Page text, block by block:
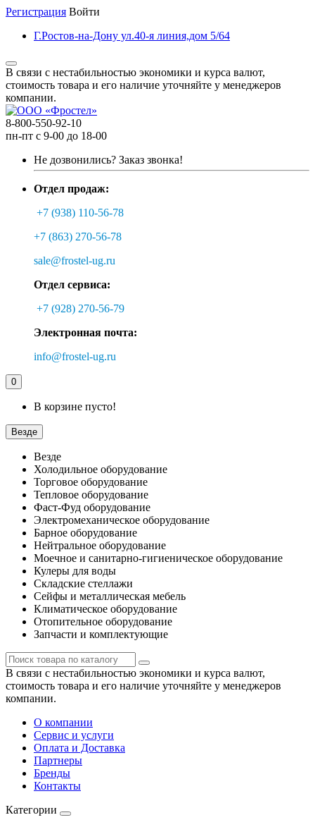
Регистрация Войти
Г.Ростов-на-Дону ул.40-я линия,дом 5/64
В связи с нестабильностью экономики и курса валют,
стоимость товара и его наличие уточняйте у менеджеров
компании.
8-800-550-92-10
пн-пт с 9-00 до 18-00
Не дозвонились? Заказ звонка!
Отдел продаж:
+7 (938) 110-56-78
+7 (863) 270-56-78
sale@frostel-ug.ru
Отдел сервиса:
+7 (928) 270-56-79
Электронная почта:
info@frostel-ug.ru
0
В корзине пусто!
Везде
Везде
Холодильное оборудование
Торговое оборудование
Тепловое оборудование
Фаст-Фуд оборудование
Электромеханическое оборудование
Барное оборудование
Нейтральное оборудование
Моечное и санитарно-гигиеническое оборудование
Кулеры для воды
Складские стеллажи
Сейфы и металлическая мебель
Климатическое оборудование
Отопительное оборудование
Запчасти и комплектующие
В связи с нестабильностью экономики и курса валют,
стоимость товара и его наличие уточняйте у менеджеров
компании.
О компании
Сервис и услуги
Оплата и Доставка
Партнеры
Бренды
Контакты
Категории